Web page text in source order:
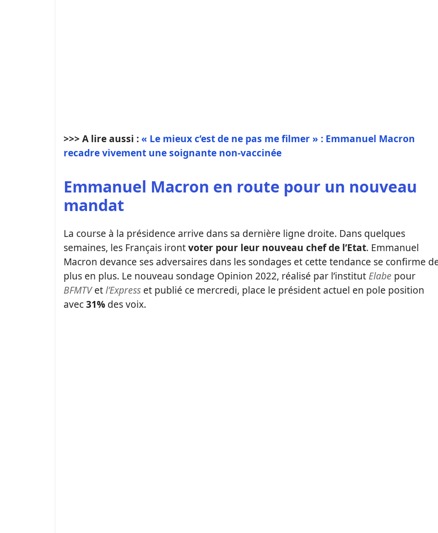
>>> A lire aussi :« Le mieux c’est de ne pas me filmer » : Emmanuel Macron
recadre vivement une soignante non-vaccinée
Emmanuel Macron en route pour un nouveau
mandat
La course à la présidence arrive dans sa dernière ligne droite. Dans quelques
semaines, les Français irontvoter pour leur nouveau chef de l’Etat. Emmanuel
Macron devance ses adversaires dans les sondages et cette tendance se confirme
plus en plus. Le nouveau sondage Opinion 2022, réalisé par l’institut Elabe pour
BFMTVetl’Express et publié ce mercredi, place le président actuel en pole position
avec31% des voix.